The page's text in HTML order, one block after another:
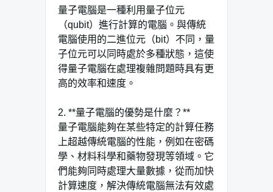
量子電腦是一種利用量子位元
（qubit）進行計算的電腦。與傳統
電腦使用的二進位元（bit）不同，量
子位元可以同時處於多種狀態，這使
得量子電腦在處理複雜問題時具有更
高的效率和速度。
2. **量子電腦的優勢是什麼？**
量子電腦能夠在某些特定的計算任務
上超越傳統電腦的性能，例如在密碼
學、材料科學和藥物發現等領域。它
們能夠同時處理大量數據，從而加快
計算速度，解決傳統電腦無法有效處